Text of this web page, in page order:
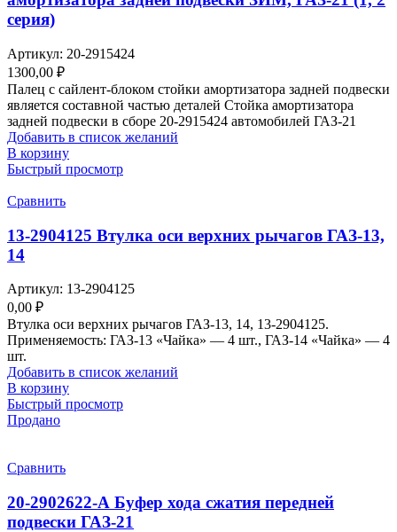
серия)
Артикул: 20-2915424
1300,00 ₽
Палец с сайлент-блоком стойки амортизатора задней подвески
является составной частью деталей Стойка амортизатора
задней подвески в сборе 20-2915424 автомобилей ГАЗ-21
Добавить в список желаний
В корзину
Быстрый просмотр
Сравнить
13-2904125 Втулка оси верхних рычагов ГАЗ-13,
14
Артикул: 13-2904125
0,00 ₽
Втулка оси верхних рычагов ГАЗ-13, 14, 13-2904125.
Применяемость: ГАЗ-13 «Чайка» — 4 шт., ГАЗ-14 «Чайка» — 4
шт.
Добавить в список желаний
В корзину
Быстрый просмотр
Продано
Сравнить
20-2902622-А Буфер хода сжатия передней
подвески ГАЗ-21